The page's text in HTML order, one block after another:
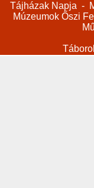
Tájházak Napja -
Múzeumok Őszi